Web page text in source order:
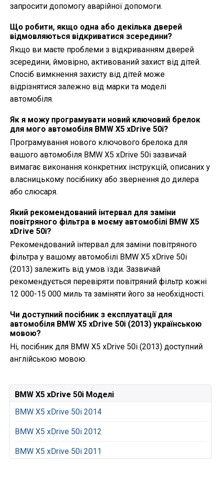
запросити допомогу аварійної допомоги.
Що робити, якщо одна або декілька дверей
відмовляються відкриватися зсередини?
Якщо ви маєте проблеми з відкриванням дверей
зсередини, ймовірно, активований захист від дітей.
Спосіб вимкнення захисту від дітей може
відрізнятися залежно від марки та моделі
автомобіля.
Як я можу програмувати новий ключовий брелок
для мого автомобіля BMW X5 xDrive 50i?
Програмування нового ключового брелока для
вашого автомобіля BMW X5 xDrive 50i зазвичай
вимагає виконання конкретних інструкцій, описаних у
власницькому посібнику або звернення до дилера
або слюсаря.
Який рекомендований інтервал для заміни
повітряного фільтра в моєму автомобілі BMW X5
xDrive 50i?
Рекомендований інтервал для заміни повітряного
фільтра у вашому автомобілі BMW X5 xDrive 50i
(2013) залежить від умов їзди. Зазвичай
рекомендується перевіряти повітряний фільтр кожні
12 000-15 000 миль та заміняти його за необхідності.
Чи доступний посібник з експлуатації для
автомобіля BMW X5 xDrive 50i (2013) українською
мовою?
Ні, посібник для BMW X5 xDrive 50i (2013) доступний
англійською мовою.
BMW X5 xDrive 50i Моделі
BMW X5 xDrive 50i 2014
BMW X5 xDrive 50i 2012
BMW X5 xDrive 50i 2011